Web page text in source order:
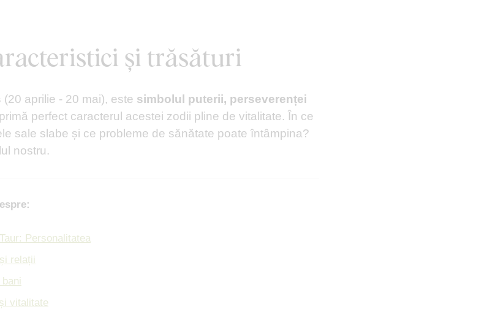
și trăsături
(20 aprilie - 20 mai), este simbolul puterii, perseverenței
perfect caracterul acestei zodii pline de vitalitate. În ce
sale slabe și ce probleme de sănătate poate întâmpina?
nostru.
Personalitatea
relații
vitalitate